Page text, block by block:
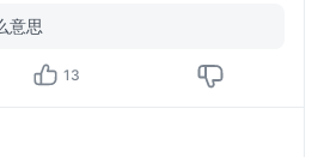
意思
13